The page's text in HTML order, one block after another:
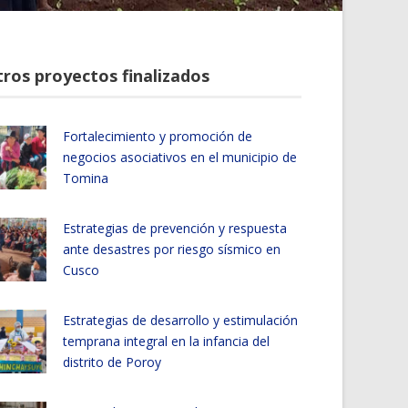
proyectos finalizados
Fortalecimiento y promoción de
negocios asociativos en el municipio de
Tomina
Estrategias de prevención y respuesta
ante desastres por riesgo sísmico en
Cusco
Estrategias de desarrollo y estimulación
temprana integral en la infancia del
distrito de Poroy